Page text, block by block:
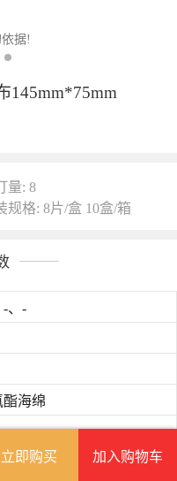
据!
145mm*75mm
量: 8
规格: 8片/盒 10盒/箱
-、-
海绵​
酯海绵​
立即购买 加入购物车